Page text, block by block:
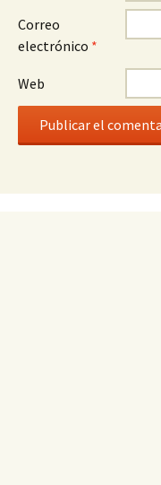
Correo
electrónico *
Web